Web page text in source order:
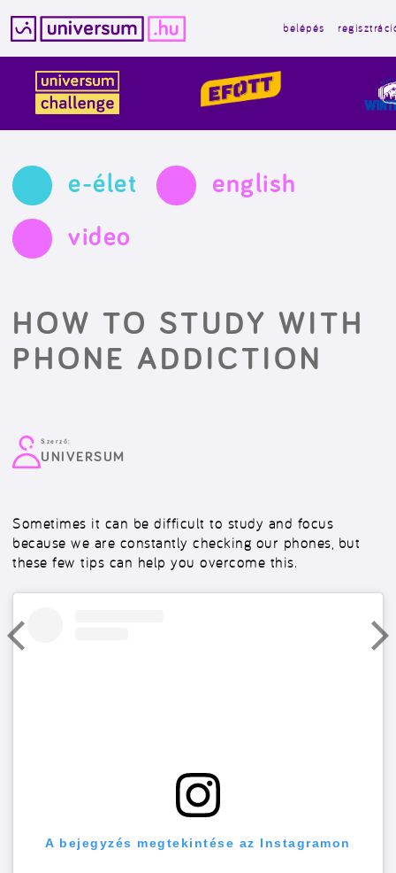
tartalomba
belépés
e-élet
english
video
HOW TO STUDY WITH
PHONE ADDICTION
Szerző:
UNIVERSUM
Sometimes it can be difficult to study and focus
because we are constantly checking our phones, but
these few tips can help you overcome this.
A bejegyzés megtekintése az Instagramon